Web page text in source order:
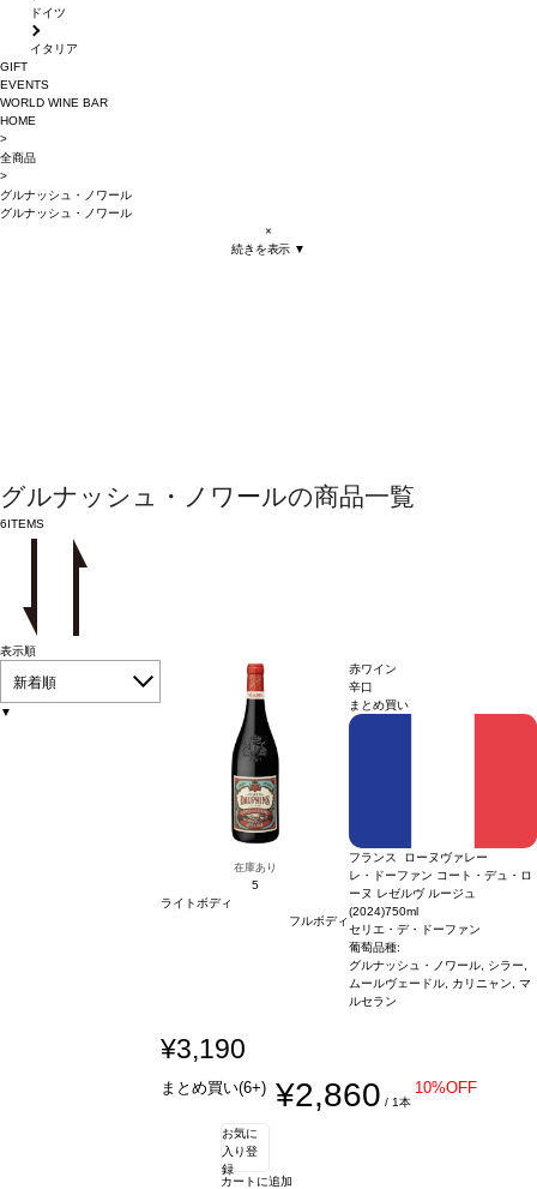
ドイツ
イタリア
GIFT
EVENTS
WORLD WINE BAR
HOME
>
全商品
>
グルナッシュ・ノワール
グルナッシュ・ノワール
×
続きを表示 ▼
グルナッシュ・ノワールの商品一覧
6ITEMS
表示順
新着順
▼
在庫あり
5
ライトボディ
フルボディ
赤ワイン
辛口
まとめ買い
フランス ローヌヴァレー
レ・ドーファン コート・デュ・ロ
ーヌ レゼルヴ ルージュ
(2024)750ml
セリエ・デ・ドーファン
葡萄品種:
グルナッシュ・ノワール, シラー,
ムールヴェードル, カリニャン, マ
ルセラン
¥3,190
まとめ買い(6+) ¥2,860 / 1本
10%OFF
お気に
入り登
録
カートに追加